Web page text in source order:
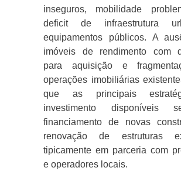
inseguros, mobilidade
deficit de infraestrutura
equipamentos públicos. A
imóveis de rendimento com
para aquisição e
operações imobiliárias
que as principais
investimento disponíveis
financiamento de novas
renovação de estruturas
tipicamente em parceria com
e operadores locais.